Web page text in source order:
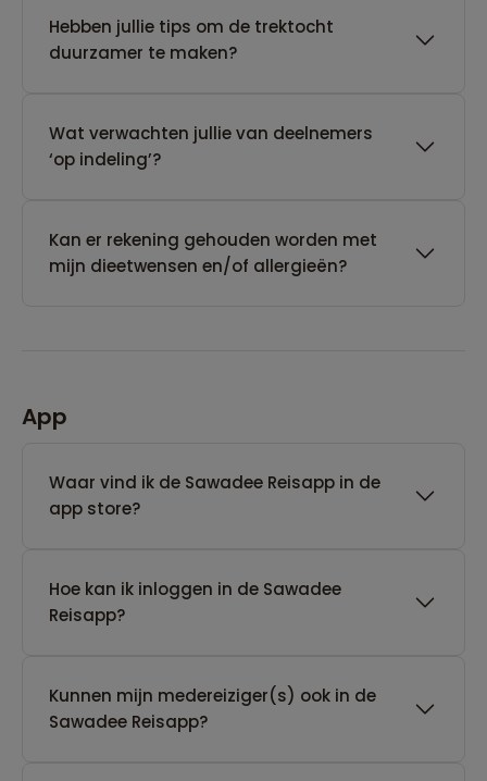
Hebben jullie tips om de trektocht
duurzamer te maken?
Wat verwachten jullie van deelnemers
‘op indeling’?
Kan er rekening gehouden worden met
mijn dieetwensen en/of allergieën?
App
Waar vind ik de Sawadee Reisapp in de
app store?
Hoe kan ik inloggen in de Sawadee
Reisapp?
Kunnen mijn medereiziger(s) ook in de
Sawadee Reisapp?